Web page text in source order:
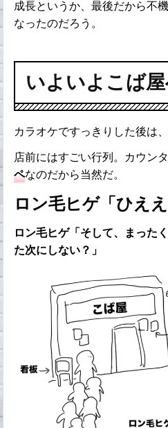
成長というか、最後だから不
なったのだろう。
いよいよこば屋
カラオケですっきりした後は
店前にはすごい行列。カウン
ペなのだから当然だ。
ロン毛ヒゲ「ひえ
ロン毛ヒゲ「そして、まった
た次にしない？」